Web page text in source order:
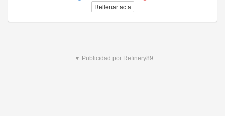
Rellenar acta
▼ Publicidad por Refinery89